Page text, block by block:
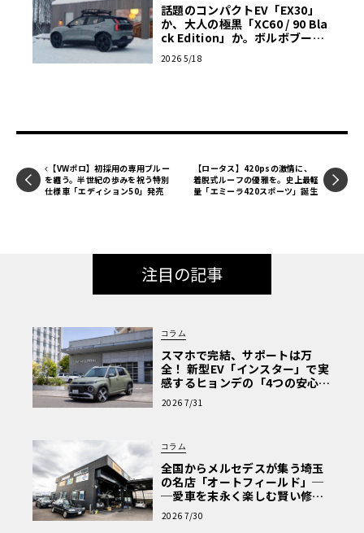
話題のコンパクトEV「EX30」
か、大人の極黒「XC60 / 90 Bla
ck Edition」か。ボルボブース
ート2026横浜】
2026 5/18
【VWポロ】初採用の専用ブルー
を纏う。半世紀の歩みを祝う特別
仕様車「エディション50」発売
【ロータス】420psの激情に、
着脱式ルーフの優雅を。史上最軽
量「エミーラ420スポーツ」誕生
注目の記事
コラム
スマホで完結、サポートは万
全！ 新型EV「インスター」で実
感するヒョンデの「4つの安心」
【第1回・ヒョンデ6つの疑問：
Why? Hyundai?】〈PR〉
2026 7/31
コラム
全国からメルセデスが集う埼玉
の名店「オートフィールド」─
─愛車を末永く楽しむ賢い修理
術と、プロがフックス製オイル
を選ぶ理由〈PR〉
2026 7/30